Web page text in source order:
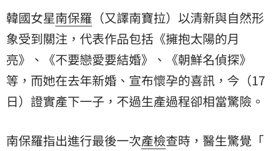
韓國女星南保羅 （又譯南寶拉）以清新與自然形
象受到關注，代表作品包括《擁抱太陽的月
亮》、《不要戀愛要結婚》、《朝鮮名偵探》
等，而她在去年新婚、宣布懷孕的喜訊，今（17
日）證實產下一子，不過生產過程卻相當驚險。
南保羅指出進行最後一次產檢查時，醫生驚覺「